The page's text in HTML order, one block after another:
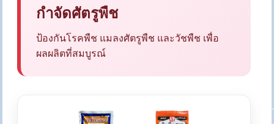
กำจัดศัตรูพืช
ป้องกันโรคพืช แมลงศัตรูพืช และวัชพืช เพื่อ
ผลผลิตที่สมบูรณ์